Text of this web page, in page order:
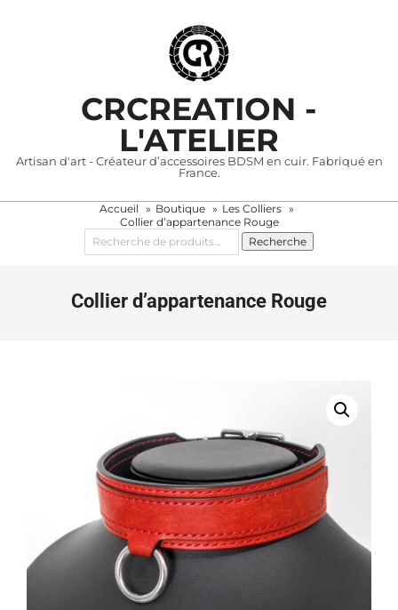
CRCREATION -
L'ATELIER
Artisan d'art - Créateur d’accessoires BDSM en cuir. Fabriqué en
France.
Accueil Boutique
Les Colliers
Collier d’appartenance Rouge
Recherche
pour :
Recherche
Collier d’appartenance Rouge